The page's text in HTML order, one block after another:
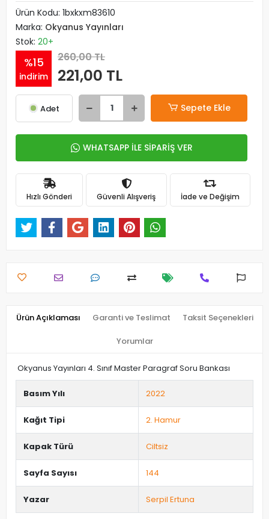
Ürün Kodu: 1bxkxm83610
Marka: Okyanus Yayınları
Stok: 20+
%15
indirim
260,00 TL
221,00 TL
Adet Sepete Ekle
WHATSAPP İLE SİPARİŞ VER
Hızlı Gönderi Güvenli Alışveriş İade ve Değişim
Ürün Açıklaması Garanti ve Teslimat Taksit Seçenekleri
Yorumlar
Okyanus Yayınları 4. Sınıf Master Paragraf Soru Bankası
Basım Yılı 2022
Kağıt Tipi 2. Hamur
Kapak Türü Ciltsiz
Sayfa Sayısı 144
Yazar Serpil Ertuna